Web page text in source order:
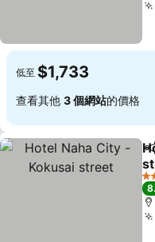
低至 $1,733
查看其他 3 個網站的價格
3